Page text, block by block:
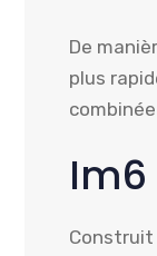
De
plus
Im6
Construit